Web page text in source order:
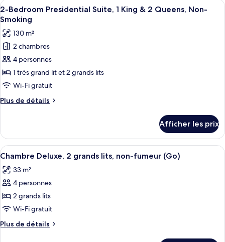
lits,
non-
fumeur,
vue
sur
le
complexe
(Flamingo)
(High
grands
lits,
fumeur,
vue
sur
le
complexe
(High
Roller
View)
Afficher
toutes
les
photos
pour
ce
type
de
chambre :
2-
Presidential
Suite,
1
King
&
2
Queens,
Non-
Smoking
Un salon moderne comprenant un
5
2-Bedroom Presidential Suite, 1 King & 2 Queens, Non-
Smoking
130 m²
2 chambres
4 personnes
1 très grand lit et 2 grands lits
Wi-Fi gratuit
Plus de détails
Plus
2-
Bedroom
Presidential
King
2
Queens,
Smoking
Afficher les prix
Afficher
toutes
les
photos
pour
ce
type
de
Une chambre d’hôtel équipée d’un
5
Chambre Deluxe, 2 grands lits, non-fumeur (Go)
33 m²
4 personnes
2 grands lits
Wi-Fi gratuit
Plus de détails
Plus